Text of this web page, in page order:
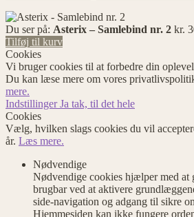
Du ser på: Asterix – Samlebind nr. 2 kr.
Tilføj til kurv
Cookies
Vi bruger cookies til at forbedre din
Du kan læse mere om vores
mere.
IndstillingerJa tak, til det hele
Cookies
Vælg, hvilken slags cookies du vil
år. Læs mere.
Nødvendige
Nødvendige cookies hjælper med at
brugbar ved at aktivere
side-navigation og adgang til sikre
Hjemmesiden kan ikke fungere